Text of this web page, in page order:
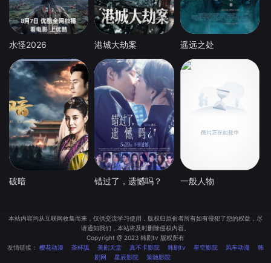
水怪2026 港城大劫案 遥远之处
破暗 错过了，遗憾吗？ 一般人物
本站内容均从互联网收集而来，仅供交流学习使用，版权归原创者所有如有侵犯了您的权益，尽
请通知我们，本站将及时删除侵权内容。
Copyright @ 2023 韩剧tv 版权所有
友情链接： 樱花动漫 茶杯狐 美剧天堂 真不卡影院 韩剧tv 星空影院 风车动漫
韩
剧网
星辰影院 策驰影院